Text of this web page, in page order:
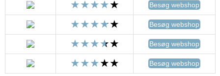
Besøg webshop
Besøg webshop
Besøg webshop
Besøg webshop